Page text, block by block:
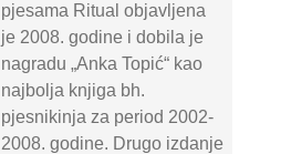
pjesama Ritual objavljena
je 2008. godine i dobila je
nagradu „Anka Topić“ kao
najbolja knjiga bh.
pjesnikinja za period 2002-
2008. godine. Drugo izdanje